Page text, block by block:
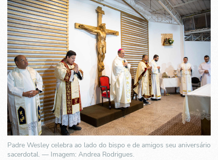
Padre Wesley celebra ao lado do bispo e de amigos seu aniversário
sacerdotal. — Imagem: Andrea Rodrigues.